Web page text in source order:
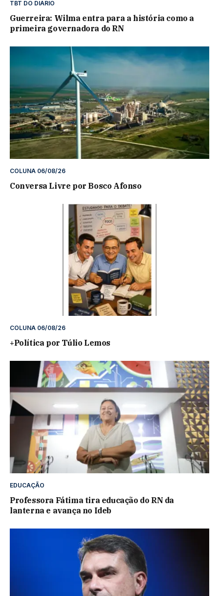
TBT DO DIÁRIO
Guerreira: Wilma entra para a história como a
primeira governadora do RN
COLUNA 06/08/26
Conversa Livre por Bosco Afonso
COLUNA 06/08/26
+Política por Túlio Lemos
EDUCAÇÃO
Professora Fátima tira educação do RN da
lanterna e avança no Ideb